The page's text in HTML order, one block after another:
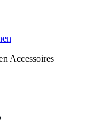
Accessoires